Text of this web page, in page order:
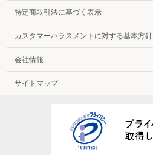
特定商取引法に基づく表示
カスタマーハラスメントに対する基本方針
会社情報
サイトマップ